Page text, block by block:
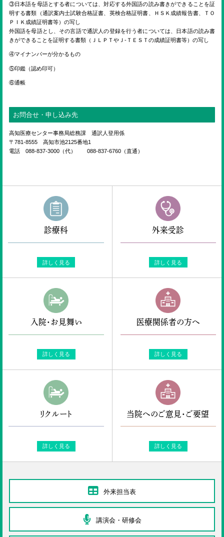
③日本語を母語とする者については、対応する外国語の読み書きができることを証
明する書類（通訳案内士試験合格証書、英検合格証明書、ＨＳＫ成績報告書、ＴＯ
ＰＩＫ成績証明書等）の写し
外国語を母語とし、その言語で通訳人の登録を行う者については、日本語の読み書
きができることを証明する書類（ＪＬＰＴやＪ-ＴＥＳＴの成績証明書等）の写し
④マイナンバーが分かるもの
⑤印鑑（認め印可）
⑥通帳
お問合せ・申し込み先
高知医療センター事務局総務課 通訳人登用係
〒781-8555 高知市池2125番地1
電話 088-837-3000（代） 088-837-6760（直通）
診療科
詳しく見る
外来受診
詳しく見る
入院・お見舞い
詳しく見る
医療関係者の方へ
詳しく見る
リクルート
詳しく見る
当院へのご意見・ご要望
詳しく見る
外来担当表
講演会・研修会